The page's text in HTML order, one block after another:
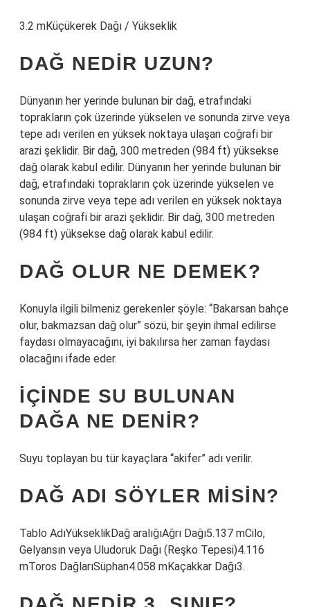
3.2 mKüçükerek Dağı / Yükseklik
DAĞ NEDIR UZUN?
Dünyanın her yerinde bulunan bir dağ, etrafındaki
toprakların çok üzerinde yükselen ve sonunda zirve veya
tepe adı verilen en yüksek noktaya ulaşan coğrafi bir
arazi şeklidir. Bir dağ, 300 metreden (984 ft) yüksekse
dağ olarak kabul edilir. Dünyanın her yerinde bulunan bir
dağ, etrafındaki toprakların çok üzerinde yükselen ve
sonunda zirve veya tepe adı verilen en yüksek noktaya
ulaşan coğrafi bir arazi şeklidir. Bir dağ, 300 metreden
(984 ft) yüksekse dağ olarak kabul edilir.
DAĞ OLUR NE DEMEK?
Konuyla ilgili bilmeniz gerekenler şöyle: “Bakarsan bahçe
olur, bakmazsan dağ olur” sözü, bir şeyin ihmal edilirse
faydası olmayacağını, iyi bakılırsa her zaman faydası
olacağını ifade eder.
İÇINDE SU BULUNAN
DAĞA NE DENIR?
Suyu toplayan bu tür kayaçlara “akifer” adı verilir.
DAĞ ADI SÖYLER MISIN?
Tablo AdıYükseklikDağ aralığıAğrı Dağı5.137 mCilo,
Gelyansın veya Uludoruk Dağı (Reşko Tepesi)4.116
mToros DağlarıSüphan4.058 mKaçakkar Dağı3.